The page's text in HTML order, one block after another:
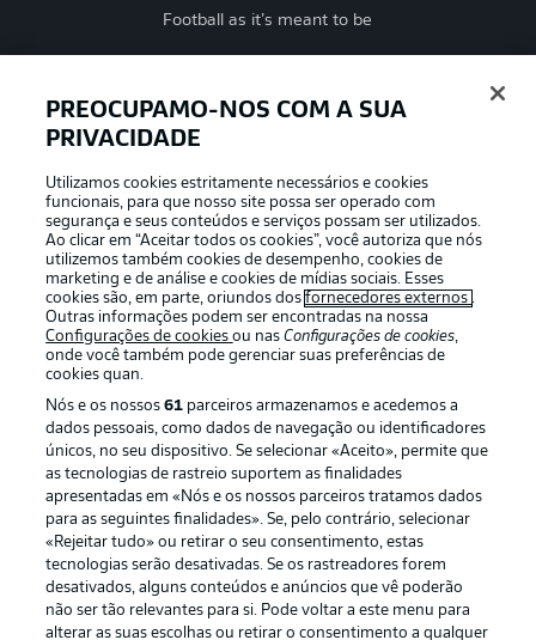
Football as it’s meant to be
APLICATIVO DA BUNDESLIGA
Oferecido por
Publicidade Avisos legais
Gerir preferências Aviso de privacidade
Trabalhe conosco
PREOCUPAMO-NOS COM A SUA
PRIVACIDADE
Utilizamos cookies estritamente necessários e cookies
funcionais, para que nosso site possa ser operado com
segurança e seus conteúdos e serviços possam ser utilizados.
Ao clicar em “Aceitar todos os cookies”, você autoriza que nós
utilizemos também cookies de desempenho, cookies de
marketing e de análise e cookies de mídias sociais. Esses
cookies são, em parte, oriundos dosfornecedores externos .
Outras informações podem ser encontradas na nossa
Configurações de cookiesou nasConfigurações de cookies,
onde você também pode gerenciar suas preferências de
cookies quan.
Nós e os nossos61 parceiros armazenamos e acedemos a
dados pessoais, como dados de navegação ou identificadores
únicos, no seu dispositivo. Se selecionar «Aceito», permite que
as tecnologias de rastreio suportem as finalidades
apresentadas em «Nós e os nossos parceiros tratamos dados
para as seguintes finalidades». Se, pelo contrário, selecionar
«Rejeitar tudo» ou retirar o seu consentimento, estas
tecnologias serão desativadas. Se os rastreadores forem
desativados, alguns conteúdos e anúncios que vê poderão
não ser tão relevantes para si. Pode voltar a este menu para
alterar as suas escolhas ou retirar o consentimento a qualquer